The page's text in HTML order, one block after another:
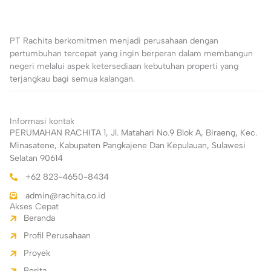
PT Rachita berkomitmen menjadi perusahaan dengan
pertumbuhan tercepat yang ingin berperan dalam membangun
negeri melalui aspek ketersediaan kebutuhan properti yang
terjangkau bagi semua kalangan.
Informasi kontak
PERUMAHAN RACHITA 1, Jl. Matahari No.9 Blok A, Biraeng, Kec.
Minasatene, Kabupaten Pangkajene Dan Kepulauan, Sulawesi
Selatan 90614
+62 823-4650-8434
admin@rachita.co.id
Akses Cepat
Beranda
Profil Perusahaan
Proyek